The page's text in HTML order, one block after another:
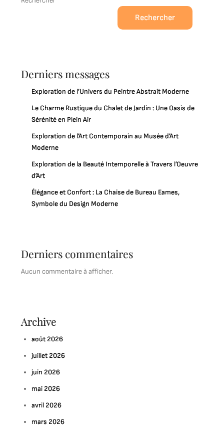
Rechercher
Derniers messages
Exploration de l’Univers du Peintre Abstrait Moderne
Le Charme Rustique du Chalet de Jardin : Une Oasis de
Sérénité en Plein Air
Exploration de l’Art Contemporain au Musée d’Art
Moderne
Exploration de la Beauté Intemporelle à Travers l’Oeuvre
d’Art
Élégance et Confort : La Chaise de Bureau Eames,
Symbole du Design Moderne
Derniers commentaires
Aucun commentaire à afficher.
Archive
août 2026
juillet 2026
juin 2026
mai 2026
avril 2026
mars 2026